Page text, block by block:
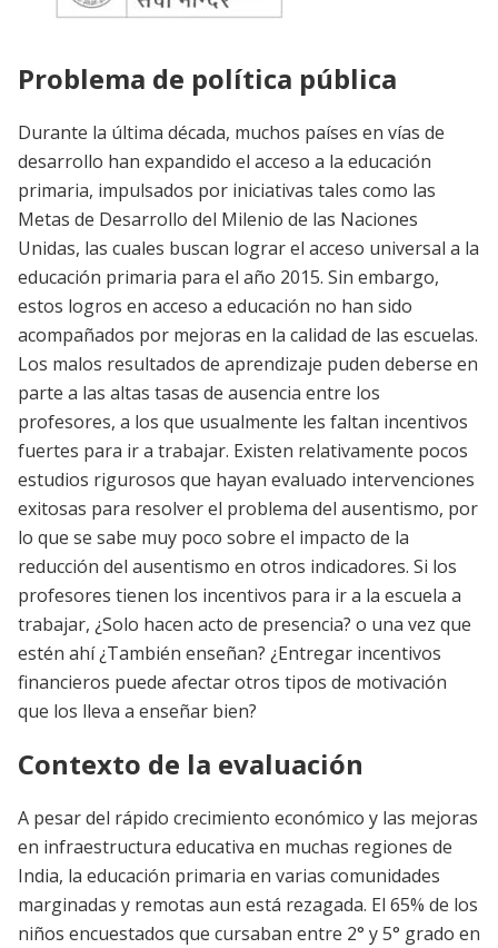
Problema de política pública
Durante la última década, muchos países en vías de
desarrollo han expandido el acceso a la educación
primaria, impulsados por iniciativas tales como las
Metas de Desarrollo del Milenio de las Naciones
Unidas, las cuales buscan lograr el acceso universal a la
educación primaria para el año 2015. Sin embargo,
estos logros en acceso a educación no han sido
acompañados por mejoras en la calidad de las escuelas.
Los malos resultados de aprendizaje puden deberse en
parte a las altas tasas de ausencia entre los
profesores, a los que usualmente les faltan incentivos
fuertes para ir a trabajar. Existen relativamente pocos
estudios rigurosos que hayan evaluado intervenciones
exitosas para resolver el problema del ausentismo, por
lo que se sabe muy poco sobre el impacto de la
reducción del ausentismo en otros indicadores. Si los
profesores tienen los incentivos para ir a la escuela a
trabajar, ¿Solo hacen acto de presencia? o una vez que
estén ahí ¿También enseñan? ¿Entregar incentivos
financieros puede afectar otros tipos de motivación
que los lleva a enseñar bien?
Contexto de la evaluación
A pesar del rápido crecimiento económico y las mejoras
en infraestructura educativa en muchas regiones de
India, la educación primaria en varias comunidades
marginadas y remotas aun está rezagada. El 65% de los
niños encuestados que cursaban entre 2° y 5° grado en